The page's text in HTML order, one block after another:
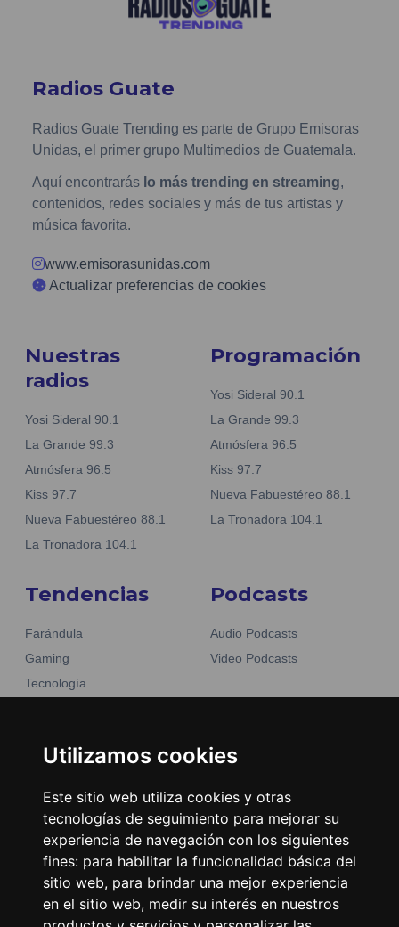
Utilizamos cookies
Este sitio web utiliza cookies y otras
tecnologías de seguimiento para mejorar su
experiencia de navegación con los siguientes
fines: para habilitar la funcionalidad básica del
sitio web, para brindar una mejor experiencia
en el sitio web, medir su interés en nuestros
Radios Guate
Radios Guate Trending es parte de Grupo Emisoras
Unidas, el primer grupo Multimedios de Guatemala.
Aquí encontrarás lo más trending en streaming,
contenidos, redes sociales y más de tus artistas y
música favorita.
www.emisorasunidas.com
Actualizar preferencias de cookies
Nuestras
radios
Yosi Sideral 90.1
La Grande 99.3
Atmósfera 96.5
Kiss 97.7
Nueva Fabuestéreo 88.1
La Tronadora 104.1
Programación
Yosi Sideral 90.1
La Grande 99.3
Atmósfera 96.5
Kiss 97.7
Nueva Fabuestéreo 88.1
La Tronadora 104.1
Tendencias
Farándula
Gaming
Tecnología
Noticias
Podcasts
Audio Podcasts
Video Podcasts
Emisoras Unidas
Encuéntranos
Contacto
Términos y condiciones
Directorio